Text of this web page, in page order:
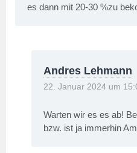
es dann mit 20-30 %zu
Andres Lehmann
22. Januar 2024 um
Warten wir es es ab!
bzw. ist ja immerhin